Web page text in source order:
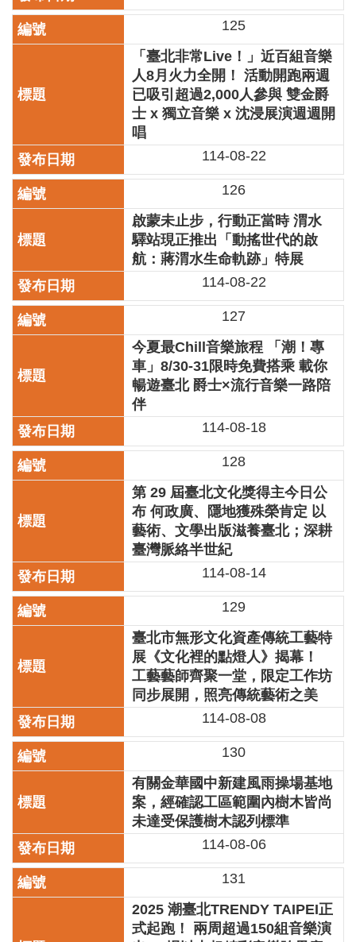
源
補
請
政
府
公
開
訊
聯
絡
資
訊
音
回
首
網
覽
陳
情
統
語
詞
彙
台
通
English
易
讀
125
「臺北非常Live！」近百組音樂
人8月火力全開！ 活動開跑兩週
已吸引超過2,000人參與 雙金爵
士 x 獨立音樂 x 沈浸展演週週開
唱
114-08-22
126
啟蒙未止步，行動正當時 渭水
驛站現正推出「動搖世代的啟
航：蔣渭水生命軌跡」特展
114-08-22
127
今夏最Chill音樂旅程 「潮！專
車」8/30-31限時免費搭乘 載你
暢遊臺北 爵士×流行音樂一路陪
伴
114-08-18
128
第 29 屆臺北文化獎得主今日公
布 何政廣、隱地獲殊榮肯定 以
藝術、文學出版滋養臺北；深耕
臺灣脈絡半世紀
114-08-14
129
臺北市無形文化資產傳統工藝特
展《文化裡的點燈人》揭幕！
工藝藝師齊聚一堂，限定工作坊
同步展開，照亮傳統藝術之美
114-08-08
130
有關金華國中新建風雨操場基地
案，經確認工區範圍內樹木皆尚
未達受保護樹木認列標準
114-08-06
131
2025 潮臺北TRENDY TAIPEI正
式起跑！ 兩周超過150組音樂演